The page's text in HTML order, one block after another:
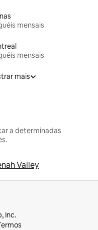
mensais
mensais
mais
a determinadas
Valley
Inc.